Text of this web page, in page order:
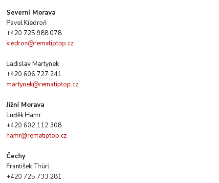
Severní Morava
Pavel Kiedroň
+420 725 988 078
kiedron@rematiptop.cz
Ladislav Martynek
+420 606 727 241
martynek@rematiptop.cz
Jižní Morava
Luďěk Hamr
+420 602 112 308
hamr@rematiptop.cz
Čechy
František Thürl
+420 725 733 281